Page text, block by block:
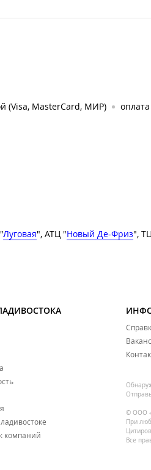
(Visa, MasterCard, МИР)
Луговая", АТЦ "Новый Де-Фриз",
компаний
© ООО
При
Все